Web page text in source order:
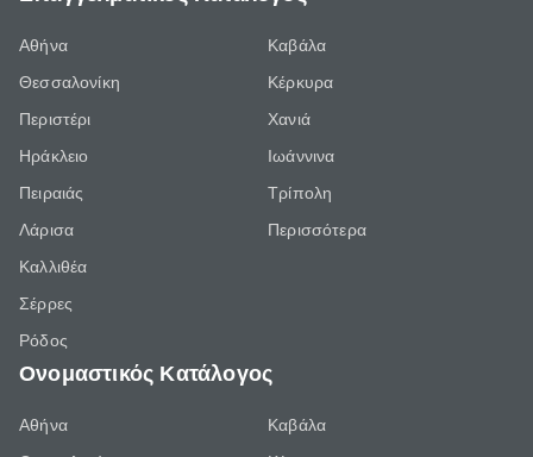
Αθήνα
Θεσσαλονίκη
Περιστέρι
Ηράκλειο
Πειραιάς
Λάρισα
Καλλιθέα
Σέρρες
Ρόδος
Καβάλα
Κέρκυρα
Χανιά
Ιωάννινα
Τρίπολη
Περισσότερα
Ονομαστικός Κατάλογος
Αθήνα
Καβάλα